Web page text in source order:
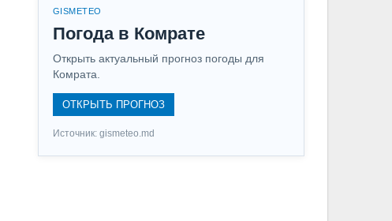
GISMETEO
Погода в Комрате
Открыть актуальный прогноз погоды для
Комрата.
ОТКРЫТЬ ПРОГНОЗ
Источник: gismeteo.md